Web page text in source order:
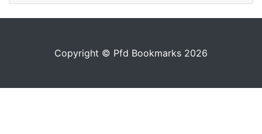
Copyright © Pfd Bookmarks 2026